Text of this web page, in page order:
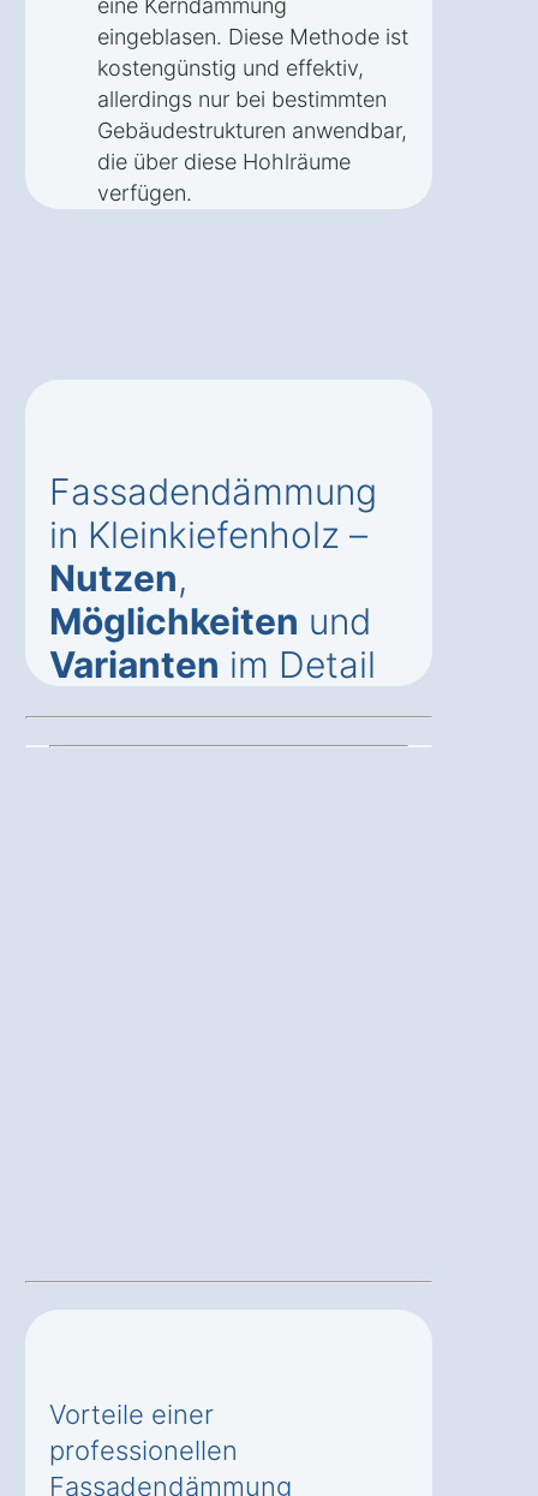
eine Kerndämmung
eingeblasen. Diese Methode ist
kostengünstig und effektiv,
allerdings nur bei bestimmten
Gebäudestrukturen anwendbar,
die über diese Hohlräume
verfügen.
Fassadendämmung
in Kleinkiefenholz –
Nutzen,
Möglichkeiten und
Varianten im Detail
Vorteile einer
professionellen
Fassadendämmung